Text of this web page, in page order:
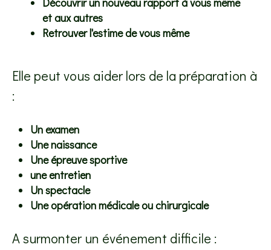
et aux autres
Retrouver l'estime de vous même
Elle peut vous aider lors de la préparation à
:
Un examen
Une naissance
Une épreuve sportive
une entretien
Un spectacle
Une opération médicale ou chirurgicale
A surmonter un événement difficile :